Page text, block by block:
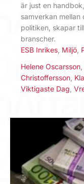
är just en
samverkan
politiken, skapar
branscher.
ESB Inrikes Miljö
Helene Oscarsson
Christoffersson
Viktigaste Dag